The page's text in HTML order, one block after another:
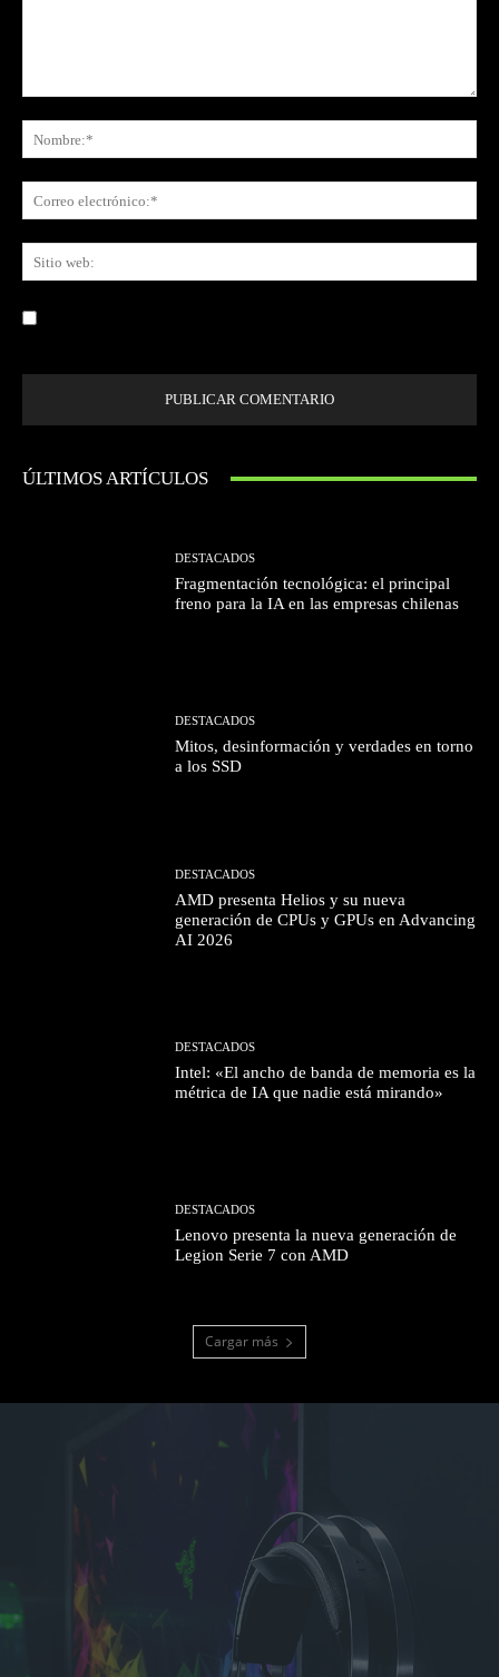
ÚLTIMOS ARTÍCULOS
DESTACADOS
Fragmentación tecnológica: el principal
freno para la IA en las empresas chilenas
DESTACADOS
Mitos, desinformación y verdades en torno
a los SSD
DESTACADOS
AMD presenta Helios y su nueva
generación de CPUs y GPUs en Advancing
AI 2026
DESTACADOS
Intel: «El ancho de banda de memoria es la
métrica de IA que nadie está mirando»
DESTACADOS
Lenovo presenta la nueva generación de
Legion Serie 7 con AMD
Cargar más